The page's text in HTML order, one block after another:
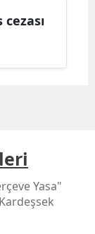
cezası
Yasa"